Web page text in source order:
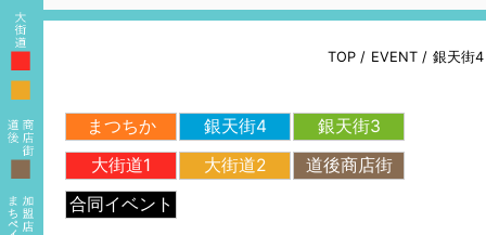
■
■
■
TOP / EVENT / 銀天街4
まつちか 銀天街4
銀天街3
大街道1
大街道2
道後商店街
合同イベント